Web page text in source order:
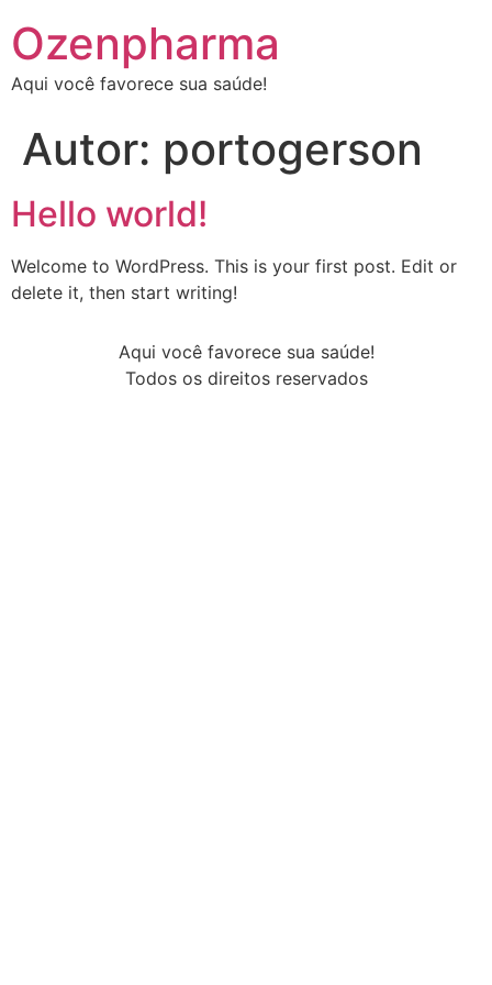
Ozenpharma
Aqui você favorece sua saúde!
Autor: portogerson
Hello world!
Welcome to WordPress. This is your first post. Edit or
delete it, then start writing!
Aqui você favorece sua saúde!
Todos os direitos reservados